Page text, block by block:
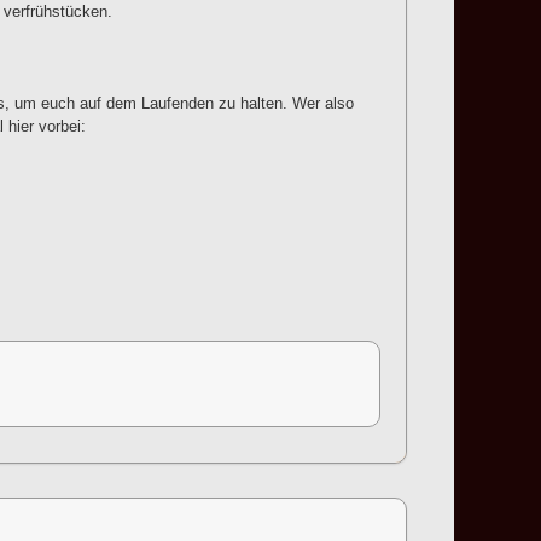
um euch auf dem Laufenden zu halten. Wer also
hier vorbei: